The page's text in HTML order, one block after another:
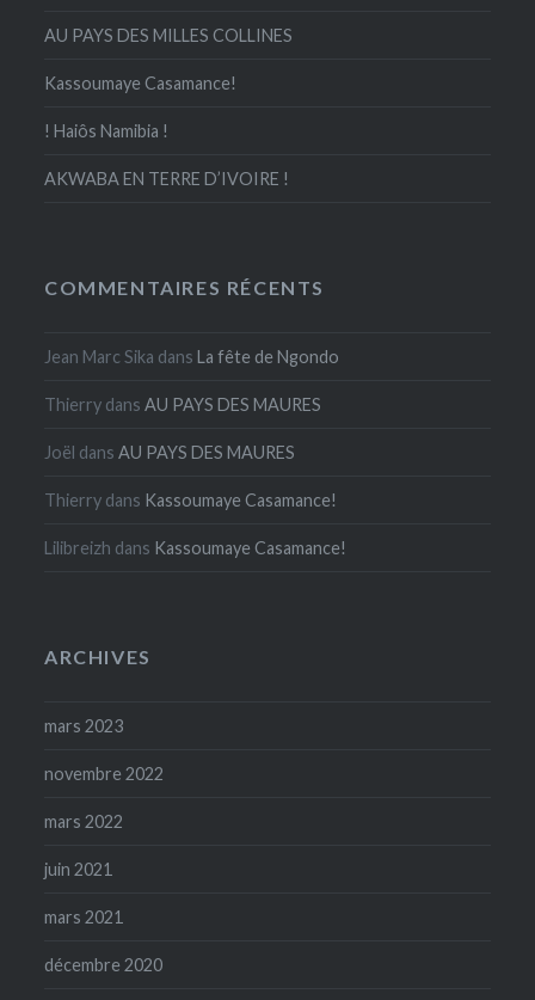
AU PAYS DES MILLES COLLINES
Kassoumaye Casamance!
! Haiôs Namibia !
AKWABA EN TERRE D’IVOIRE !
COMMENTAIRES RÉCENTS
Jean Marc Sika dansLa fête de Ngondo
Thierry dansAU PAYS DES MAURES
Joël dansAU PAYS DES MAURES
Thierry dans Kassoumaye Casamance!
Lilibreizh dans Kassoumaye Casamance!
ARCHIVES
mars 2023
novembre 2022
mars 2022
juin 2021
mars 2021
décembre 2020